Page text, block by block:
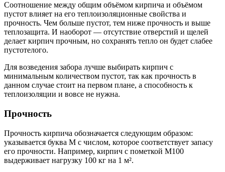
Соотношение между общим объёмом кирпича и объёмом
пустот влияет на его теплоизоляционные свойства и
прочность. Чем больше пустот, тем ниже прочность и выше
теплозащита. И наоборот ― отсутствие отверстий и щелей
делает кирпич прочным, но сохранять тепло он будет слабее
пустотелого.
Для возведения забора лучше выбирать кирпич с
минимальным количеством пустот, так как прочность в
данном случае стоит на первом плане, а способность к
теплоизоляции и вовсе не нужна.
Прочность
Прочность кирпича обозначается следующим образом:
указывается буква М с числом, которое соответствует запасу
его прочности. Например, кирпич с пометкой М100
выдерживает нагрузку 100 кг на 1 м².